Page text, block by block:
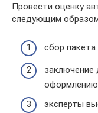
Провести оценку
следующим
сбор
заключение
оформлению
эксперты